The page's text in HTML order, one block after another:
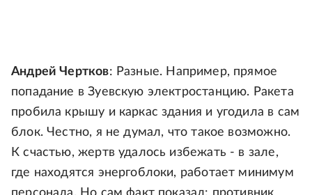
Андрей Чертков: Разные. Например, прямое
попадание в Зуевскую электростанцию. Ракета
пробила крышу и каркас здания и угодила в сам
блок. Честно, я не думал, что такое возможно.
К счастью, жертв удалось избежать - в зале,
где находятся энергоблоки, работает минимум